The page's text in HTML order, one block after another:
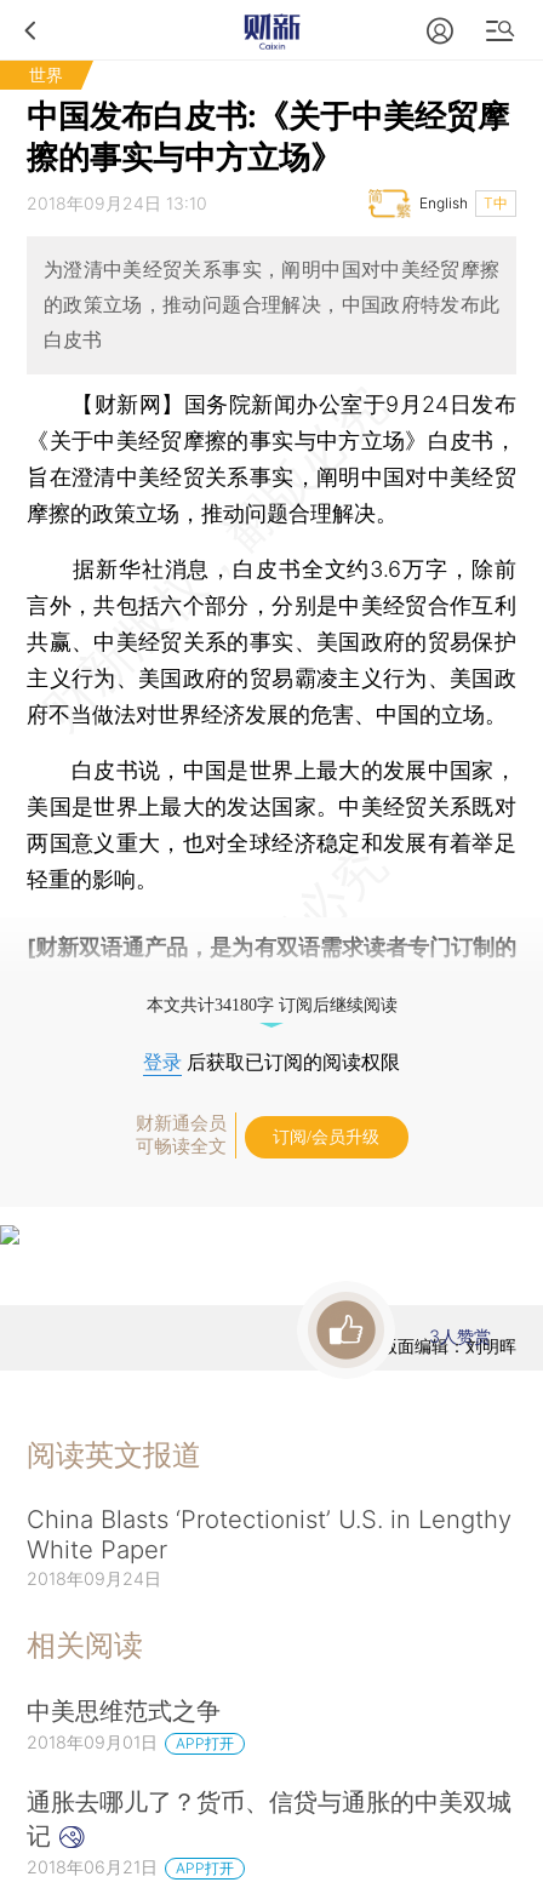
世界
中国发布白皮书:《关于中美经贸摩
擦的事实与中方立场》
2018年09月24日 13:10 T中
English
为澄清中美经贸关系事实，阐明中国对中美经贸摩擦
的政策立场，推动问题合理解决，中国政府特发布此
白皮书
【财新网】
国务院新闻办公室于9月24日发布
《关于中美经贸摩擦的事实与中方立场》白皮书，
旨在澄清中美经贸关系事实，阐明中国对中美经贸
摩擦的政策立场，推动问题合理解决。
据新华社消息，白皮书全文约3.6万字，除前
言外，共包括六个部分，分别是中美经贸合作互利
共赢、中美经贸关系的事实、美国政府的贸易保护
主义行为、美国政府的贸易霸凌主义行为、美国政
府不当做法对世界经济发展的危害、中国的立场。
白皮书说，中国是世界上最大的发展中国家，
美国是世界上最大的发达国家。中美经贸关系既对
两国意义重大，也对全球经济稳定和发展有着举足
轻重的影响。
[财新双语通产品，是为有双语需求读者专门订制的
本文共计34180字 订阅后继续阅读
登录 后获取已订阅的阅读权限
财新通会员
可畅读全文
订阅/会员升级
版面编辑：刘明晖
3人赞赏
阅读英文报道
China Blasts ‘Protectionist’ U.S. in Lengthy
White Paper
2018年09月24日
相关阅读
中美思维范式之争
2018年09月01日 APP打开
通胀去哪儿了？货币、信贷与通胀的中美双城
记
2018年06月21日 APP打开